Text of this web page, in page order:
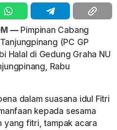
—Pimpinan Cabang
(PC GP
Halal di Gedung Graha NU
Rabu
dalam suasana idul Fitri
kepada sesama
yang fitri, tampak acara